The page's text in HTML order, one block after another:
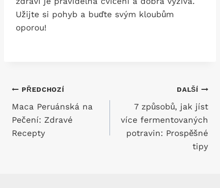
Užijte si pohyb a buďte svým kloubům
oporou!
Navigace
pro
příspěvek
PŘEDCHOZÍ
Maca Peruánská na
Pečení: Zdravé
Recepty
DALŠÍ
7 způsobů, jak jíst
více fermentovaných
potravin: Prospěšné
tipy